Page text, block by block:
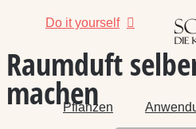
Do it yourself
Pflanzen
Raumduft
machen